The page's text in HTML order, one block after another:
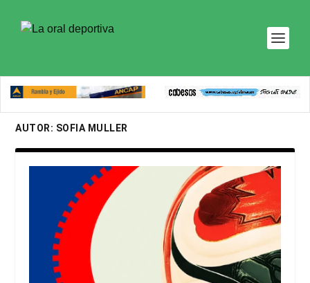
AUTOR: SOFIA MULLER